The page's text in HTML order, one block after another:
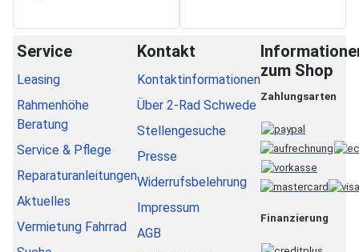
Service
Leasing
Rahmenhöhe
Beratung
Service & Pflege
Reparaturanleitungen
Aktuelles
Vermietung Fahrrad
Kontakt
Kontaktinformationen
Über 2-Rad Schwede
Stellengesuche
Presse
Widerrufsbelehrung
Impressum
AGB
zum Shop
Zahlungsarten
Finanzierung